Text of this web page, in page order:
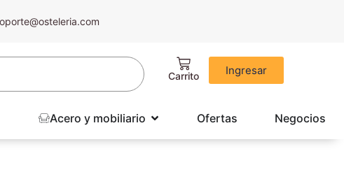
Ingresar
Acero y mobiliario Ofertas Negocios